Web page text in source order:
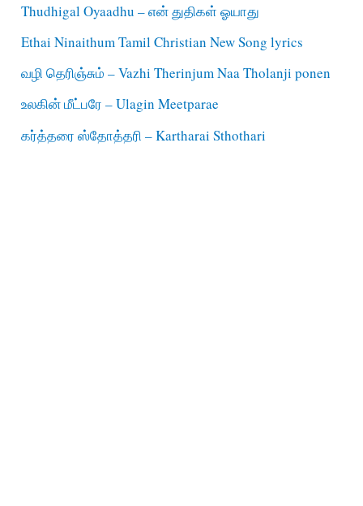
Thudhigal Oyaadhu – என் துதிகள் ஓயாது
Ethai Ninaithum Tamil Christian New Song lyrics
வழி தெரிஞ்சும் – Vazhi Therinjum Naa Tholanji ponen
உலகின் மீட்பரே – Ulagin Meetparae
கர்த்தரை ஸ்தோத்தரி – Kartharai Sthothari